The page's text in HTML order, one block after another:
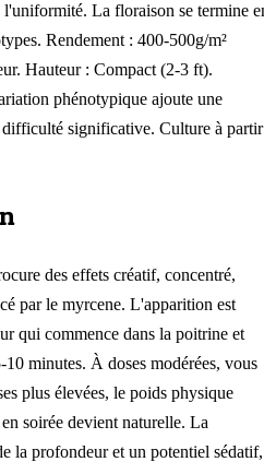
l'uniformité. La floraison se termine
Rendement : 400-500g/m²
Hauteur : Compact (2-3 ft).
phénotypique ajoute une
difficulté significative. Culture à partir
des effets créatif, concentré,
par le myrcene. L'apparition est
qui commence dans la poitrine et
10 minutes. À doses modérées, vous
plus élevées, le poids physique
soirée devient naturelle. La
la profondeur et un potentiel sédatif,